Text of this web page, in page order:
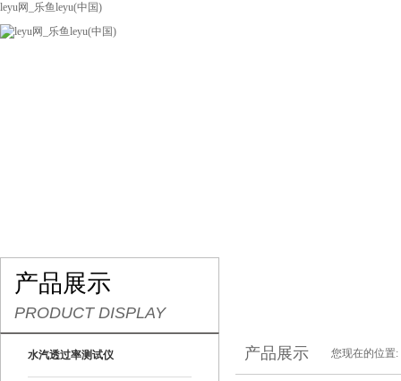
leyu网_乐鱼leyu(中国)
产品展示
PRODUCT DISPLAY
水汽透过率测试仪 产品展示 您现在的位置: